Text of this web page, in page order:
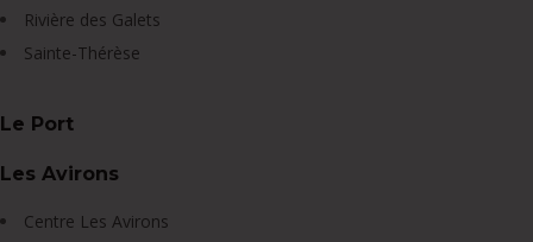
Rivière des Galets
Sainte-Thérèse
Le Port
Les Avirons
Centre Les Avirons